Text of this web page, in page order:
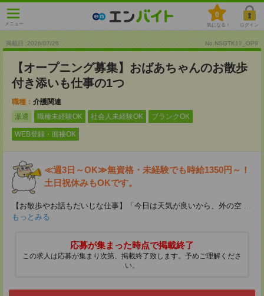
メニュー
0
気になる！ ログイン
掲載日 :2026/07/26 No.NSGTK12_OP9
【オープニング募集】おばあちゃんのお散歩
付き添いも仕事の1つ
職種： 介護関連
派遣
職種未経験OK 社会人未経験OK ブランクOK
WEB登録・面接OK
≪週3日～OK≫無資格・未経験でも時給1350円～！
土日祝休みもOKです。
【お散歩やお話もだいじな仕事】「今日は天気が良いから、外の空 ...
もっとみる
応募が集まった時点で掲載終了
この求人は応募が集まり次第、掲載終了致します。予めご理解くださ
い。